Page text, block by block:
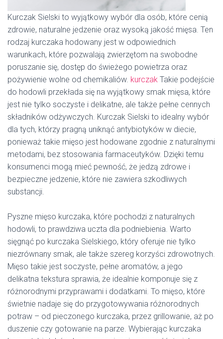
Kurczak Sielski to wyjątkowy wybór dla osób, które cenią
zdrowie, naturalne jedzenie oraz wysoką jakość mięsa. Ten
rodzaj kurczaka hodowany jest w odpowiednich
warunkach, które pozwalają zwierzętom na swobodne
poruszanie się, dostęp do świeżego powietrza oraz
pożywienie wolne od chemikaliów. kurczak Takie podejście
do hodowli przekłada się na wyjątkowy smak mięsa, które
jest nie tylko soczyste i delikatne, ale także pełne cennych
składników odżywczych. Kurczak Sielski to idealny wybór
dla tych, którzy pragną uniknąć antybiotyków w diecie,
ponieważ takie mięso jest hodowane zgodnie z naturalnymi
metodami, bez stosowania farmaceutyków. Dzięki temu
konsumenci mogą mieć pewność, że jedzą zdrowe i
bezpieczne jedzenie, które nie zawiera szkodliwych
substancji.
Pyszne mięso kurczaka, które pochodzi z naturalnych
hodowli, to prawdziwa uczta dla podniebienia. Warto
sięgnąć po kurczaka Sielskiego, który oferuje nie tylko
niezrównany smak, ale także szereg korzyści zdrowotnych.
Mięso takie jest soczyste, pełne aromatów, a jego
delikatna tekstura sprawia, że idealnie komponuje się z
różnorodnymi przyprawami i dodatkami. To mięso, które
świetnie nadaje się do przygotowywania różnorodnych
potraw – od pieczonego kurczaka, przez grillowanie, aż po
duszenie czy gotowanie na parze. Wybierając kurczaka